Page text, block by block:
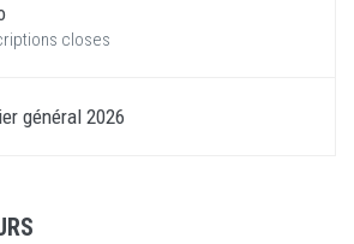
closes
général 2026